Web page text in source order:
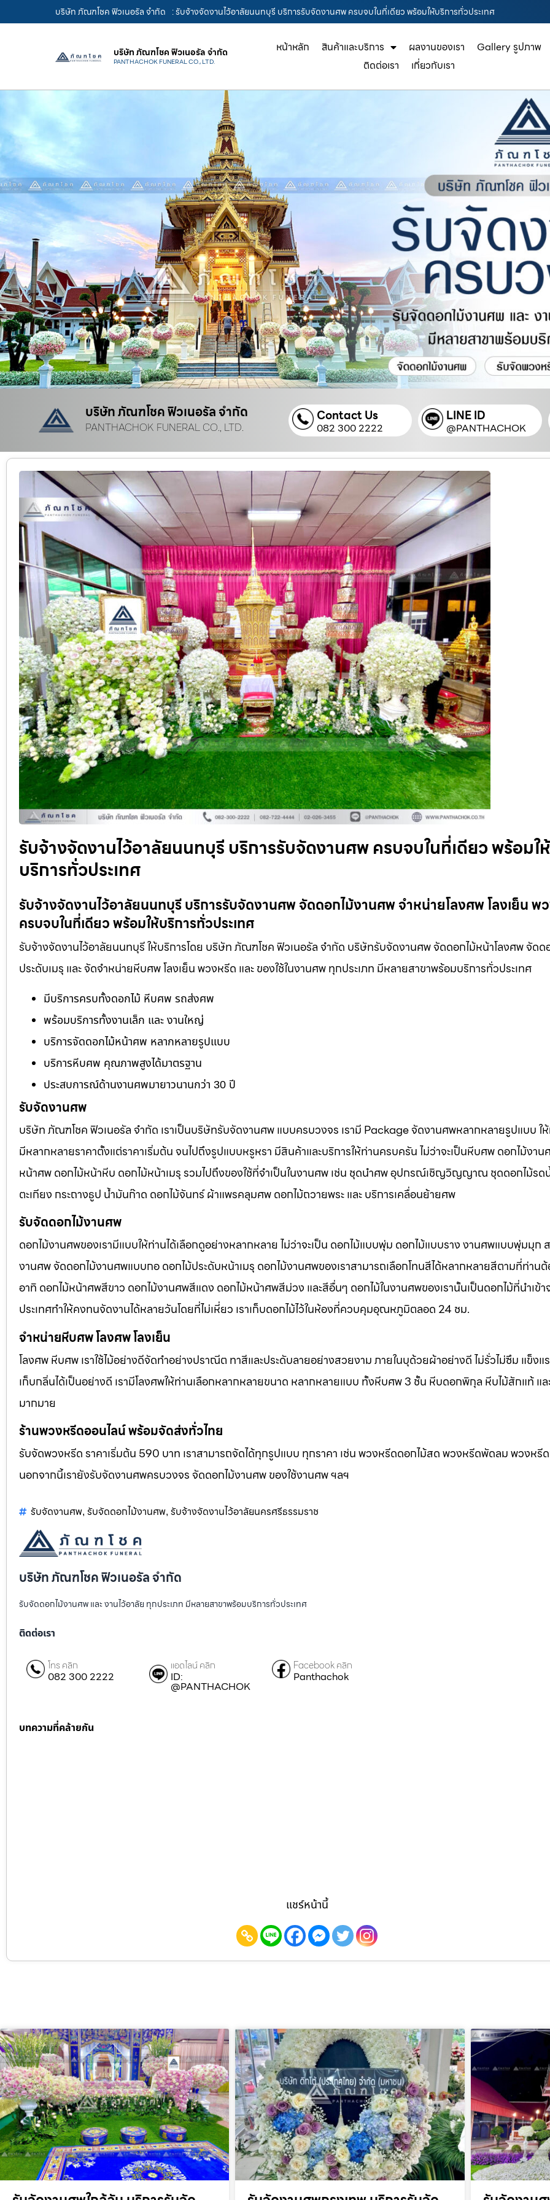
บริษัท ภัณฑโชค ฟิวเนอรัล จำกัด : รับจ้างจัดงานไว้อาลัยนนทบุรี บริการรับจัดงานศพ ครบจบในที่เดียว พร้อมให้บริการทั่วประเทศ
บริษัท ภัณฑโชค ฟิวเนอรัล จำกัด
PANTHACHOK FUNERAL CO., LTD.
หน้าหลัก สินค้าและบริการ ผลงานของเรา
Gallery รูปภาพ
ติดต่อเรา
เกี่ยวกับเรา
บริษัท ภัณฑโชค ฟิวเนอรัล จำกัด
PANTHACHOK FUNERAL CO., LTD.
Contact Us
082 300 2222
LINE ID
@PANTHACHOK
รับจ้างจัดงานไว้อาลัยนนทบุรี บริการรับจัดงานศพ ครบจบในที่เดียว พร้อมให้
บริการทั่วประเทศ
รับจ้างจัดงานไว้อาลัยนนทบุรี บริการรับจัดงานศพ จัดดอกไม้งานศพ จำหน่ายโลงศพ โลงเย็น พ
ครบจบในที่เดียว พร้อมให้บริการทั่วประเทศ
รับจ้างจัดงานไว้อาลัยนนทบุรี ให้บริการโดย บริษัท ภัณฑโชค ฟิวเนอรัล จำกัด บริษัทรับจัดงานศพ จัดดอกไม้หน้าโลงศพ จัดด
ประดับเมรุ และ จัดจำหน่ายหีบศพ โลงเย็น พวงหรีด และ ของใช้ในงานศพ ทุกประเภท มีหลายสาขาพร้อมบริการทั่วประเทศ
มีบริการครบทั้งดอกไม้ หีบศพ รถส่งศพ
พร้อมบริการทั้งงานเล็ก และ งานใหญ่
บริการจัดดอกไม้หน้าศพ หลากหลายรูปแบบ
บริการหีบศพ คุณภาพสูงได้มาตรฐาน
ประสบการณ์ด้านงานศพมายาวนานกว่า 30 ปี
รับจัดงานศพ
บริษัท ภัณฑโชค ฟิวเนอรัล จำกัด เราเป็นบริษัทรับจัดงานศพ แบบครบวงจร เรามี Package จัดงานศพหลากหลายรูปแบบ ใ
มีหลากหลายราคาตั้งแต่ราคาเริ่มต้น จนไปถึงรูปแบบหรูหรา มีสินค้าและบริการให้ท่านครบครัน ไม่ว่าจะเป็นหีบศพ ดอกไม้งา
หน้าศพ ดอกไม้หน้าหีบ ดอกไม้หน้าเมรุ รวมไปถึงของใช้ที่จำเป็นในงานศพ เช่น ชุดนำศพ อุปกรณ์เชิญวิญญาณ ชุดดอกไม้รด
ตะเกียง กระถางธูป น้ำมันก๊าด ดอกไม้จันทร์ ผ้าแพรคลุมศพ ดอกไม้ถวายพระ และ บริการเคลื่อนย้ายศพ
รับจัดดอกไม้งานศพ
ดอกไม้งานศพของเรามีแบบให้ท่านได้เลือกดูอย่างหลากหลาย ไม่ว่าจะเป็น ดอกไม้แบบพุ่ม ดอกไม้แบบราง งานศพแบบพุ่มมุก
งานศพ จัดดอกไม้งานศพแบบกอ ดอกไม้ประดับหน้าเมรุ ดอกไม้งานศพของเราสามารถเลือกโทนสีได้หลากหลายสีตามที่ท่าน
อาทิ ดอกไม้หน้าศพสีขาว ดอกไม้งานศพสีแดง ดอกไม้หน้าศพสีม่วง และสีอื่นๆ ดอกไม้ในงานศพของเรานั้นเป็นดอกไม้ที่นำเข้า
ประเทศทำให้คงทนจัดงานได้หลายวันโดยที่ไม่เหี่ยว เราเก็บดอกไม้ไว้ในห้องที่ควบคุมอุณหภูมิตลอด 24 ชม.
จำหน่ายหีบศพ โลงศพ โลงเย็น
โลงศพ หีบศพ เราใช้ไม้อย่างดีจัดทำอย่างปราณีต ทาสีและประดับลายอย่างสวยงาม ภายในบุด้วยผ้าอย่างดี ไม่รั่วไม่ซึม แข็งแ
เก็บกลิ่นได้เป็นอย่างดี เรามีโลงศพให้ท่านเลือกหลากหลายขนาด หลากหลายแบบ ทั้งหีบศพ 3 ชั้น หีบดอกพิกุล หีบไม้สักแท้ แ
มากมาย
ร้านพวงหรีดออนไลน์ พร้อมจัดส่งทั่วไทย
รับจัดพวงหรีด ราคาเริ่มต้น 590 บาท เราสามารถจัดได้ทุกรูปแบบ ทุกราคา เช่น พวงหรีดดอกไม้สด พวงหรีดพัดลม พวงหรี
นอกจากนี้เรายังรับจัดงานศพครบวงจร จัดดอกไม้งานศพ ของใช้งานศพ ฯลฯ
รับจัดงานศพ, รับจัดดอกไม้งานศพ, รับจ้างจัดงานไว้อาลัยนครศรีธรรมราช
บริษัท ภัณฑโชค ฟิวเนอรัล จำกัด
รับจัดดอกไม้งานศพ และ งานไว้อาลัย ทุกประเภท มีหลายสาขาพร้อมบริการทั่วประเทศ
ติดต่อเรา
โทร คลิก
082 300 2222
แอดไลน์ คลิก
ID:
@PANTHACHOK
Facebook คลิก
Panthachok
บทความที่คล้ายกัน
แชร์หน้านี้